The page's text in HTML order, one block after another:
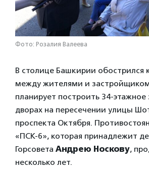
Фото: Розалия Валеева
В столице Башкирии обострился
между жителями и
планирует построить 34-этажное
дворах на пересечении улицы
проспекта Октября.
«ПСК-6», которая принадлежит
Горсовета Андрею Носкову,
несколько лет.